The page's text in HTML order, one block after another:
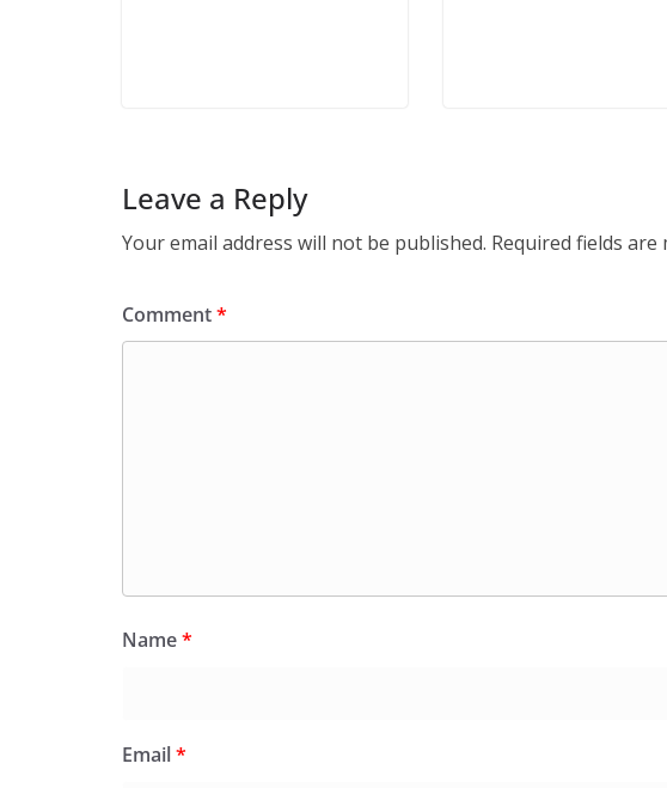
Leave a Reply
Your email address will not be published. Required fields are
Comment*
Name*
Email*